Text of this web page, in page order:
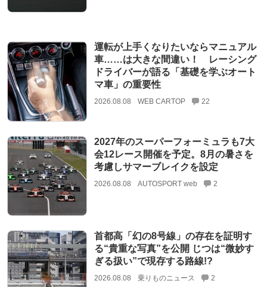
運転が上手くなりたいならマニュアル
車……は大きな間違い！ レーシング
ドライバーが語る「基礎を学ぶオート
マ車」の重要性
2026.08.08 WEB CARTOP 22
2027年のスーパーフォーミュラも7大
会12レース開催を予定。8月の暑さを
考慮しサマーブレイクを設定
2026.08.08 AUTOSPORT web 2
首都高「幻の8号線」の存在を証明す
る“貴重な写真”を公開 じつは“微妙す
ぎる扱い”で現存する路線!?
2026.08.08 乗りものニュース 2